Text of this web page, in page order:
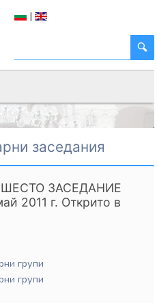
|
заседания
ЗАСЕДАНИЕ
2011 г. Открито в
групи
групи